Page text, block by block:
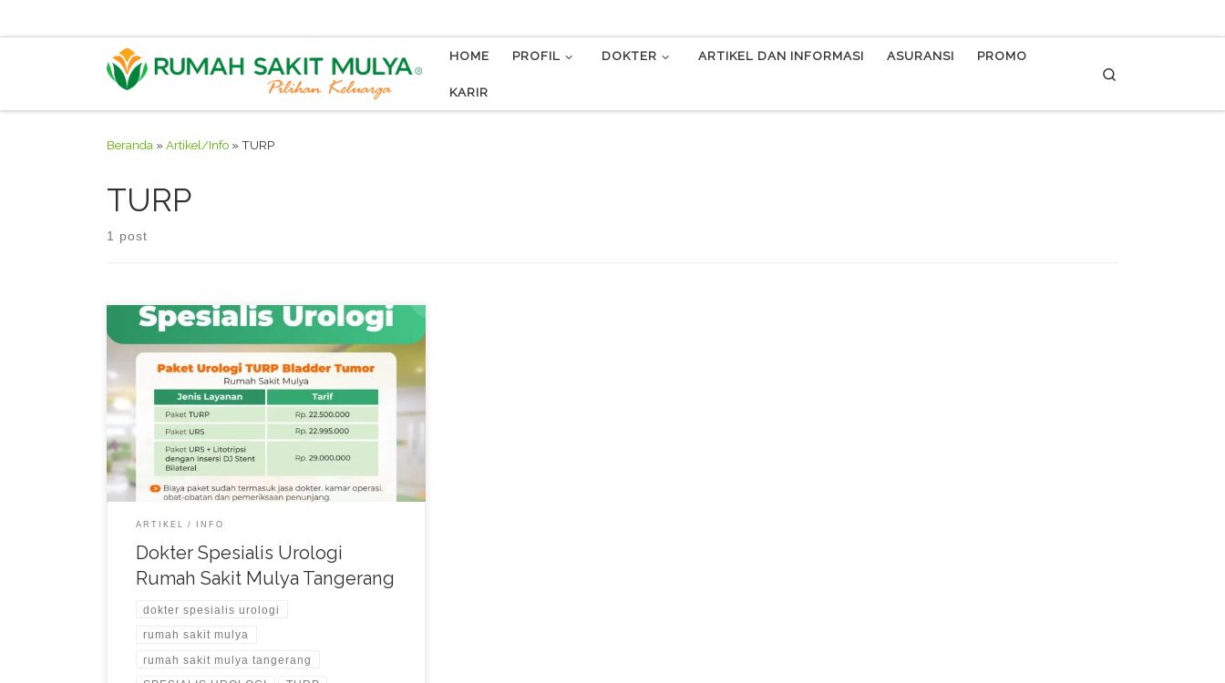
HOME PROFIL DOKTER ARTIKEL DAN INFORMASI ASURANSI PROMO
KARIR
Beranda »Artikel/Info »TURP
TURP
1 post
Pengertian Dokter Spesialis Urologi Dokter spesialis
urologi adalah dokter dengan kemampuan khusus
dalam mendiagnosis dan mengobati penyakit pada
sistem saluran kemih. Sistem ini menjaga tubuh tetap
bersih dengan menyaring limbah dan racun dan
mengeluarkannya dari tubuh. Saluran kemih
meliputi kandung kemih, ginjal, ureter, dan uretra.
Tindakan Medis yang Dapat Dilakukan […]
ARTIKEL INFO
Dokter Spesialis Urologi
Rumah Sakit Mulya Tangerang
dokter spesialis urologi
rumah sakit mulya
rumah sakit mulya tangerang